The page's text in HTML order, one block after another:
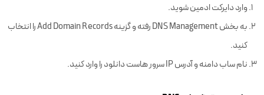
وارد دایرکت ادمین شوید.
به بخش DNS Management رفته و گزینه Add Domain Records را انتخاب
کنید.
نام ساب دامنه و آدرس IP سرور هاست دانلود را وارد کنید.